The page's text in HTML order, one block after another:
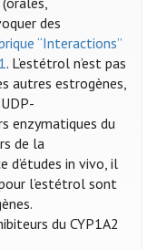
des
“Interactions”
. L’estétrol n’est pas
autres estrogènes,
enzymatiques du
de la
d’études in vivo, il
l’estétrol sont
du CYP1A2